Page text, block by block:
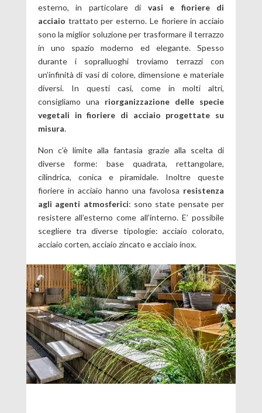
esterno, in particolare di vasi e fioriere di
acciaio trattato per esterno. Le fioriere in acciaio
sono la miglior soluzione per trasformare il terrazzo
in uno spazio moderno ed elegante. Spesso
durante i sopralluoghi troviamo terrazzi con
un’infinità di vasi di colore, dimensione e materiale
diversi. In questi casi, come in molti altri,
consigliamo una riorganizzazione delle specie
vegetali in fioriere di acciaio progettate su
misura.
Non c’è limite alla fantasia grazie alla scelta di
diverse forme: base quadrata, rettangolare,
cilindrica, conica e piramidale. Inoltre queste
fioriere in acciaio hanno una favolosa resistenza
agli agenti atmosferici: sono state pensate per
resistere all’esterno come all’interno. E’ possibile
scegliere tra diverse tipologie: acciaio colorato,
acciaio corten, acciaio zincato e acciaio inox.